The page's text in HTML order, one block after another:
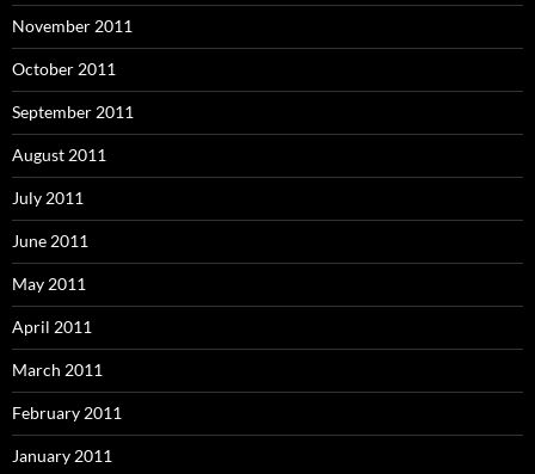
November 2011
October 2011
September 2011
August 2011
July 2011
June 2011
May 2011
April 2011
March 2011
February 2011
January 2011